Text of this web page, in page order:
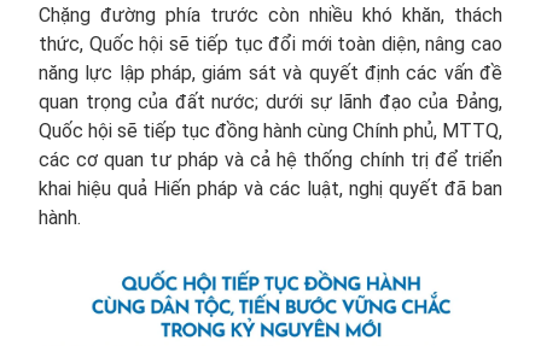
Chặng đường phía trước còn nhiều khó khăn, thách
thức, Quốc hội sẽ tiếp tục đổi mới toàn diện, nâng cao
năng lực lập pháp, giám sát và quyết định các vấn đề
quan trọng của đất nước; dưới sự lãnh đạo của Đảng,
Quốc hội sẽ tiếp tục đồng hành cùng Chính phủ, MTTQ,
các cơ quan tư pháp và cả hệ thống chính trị để triển
khai hiệu quả Hiến pháp và các luật, nghị quyết đã ban
hành.